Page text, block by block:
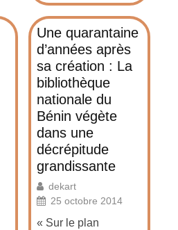
Une quarantaine
d’années après
sa création : La
bibliothèque
nationale du
Bénin végète
dans une
décrépitude
grandissante
dekart
25 octobre 2014
« Sur le plan